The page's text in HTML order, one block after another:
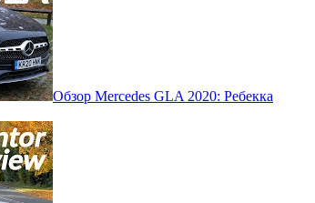
Обзор Mercedes GLA 2020: Ребекка